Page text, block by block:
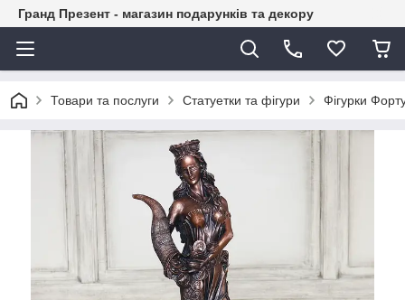
Гранд Презент - магазин подарунків та декору
Товари та послуги Статуетки та фігури Фігурки